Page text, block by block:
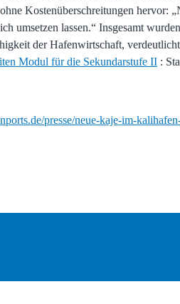
Kostenüberschreitungen
umsetzen lassen.“ Insgesamt
der Hafenwirtschaft,
Modul für die Sekundarstufe II :
presse/neue-kaje-im-